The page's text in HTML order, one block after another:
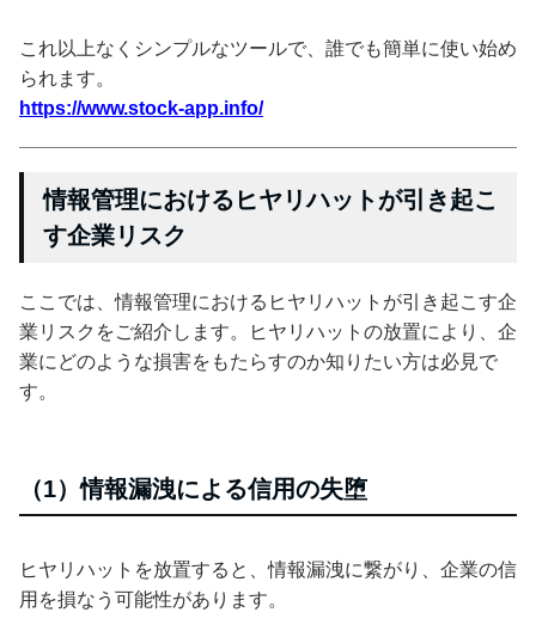
これ以上なくシンプルなツールで、誰でも簡単に使い始め
られます。
https://www.stock-app.info/
情報管理におけるヒヤリハットが引き起こ
す企業リスク
ここでは、情報管理におけるヒヤリハットが引き起こす企
業リスクをご紹介します。ヒヤリハットの放置により、企
業にどのような損害をもたらすのか知りたい方は必見で
す。
（1）情報漏洩による信用の失堕
ヒヤリハットを放置すると、情報漏洩に繋がり、企業の信
用を損なう可能性があります。